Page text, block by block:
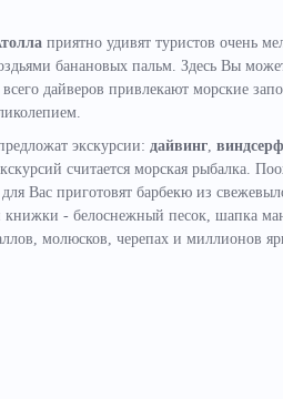
приятно удивят туристов очень
банановых пальм. Здесь Вы
всего дайверов привлекают морские
экскурсии: дайвинг,
считается морская рыбалка.
Вас приготовят барбекю из
книжки - белоснежный песок, шапка
молюсков, черепах и миллионов